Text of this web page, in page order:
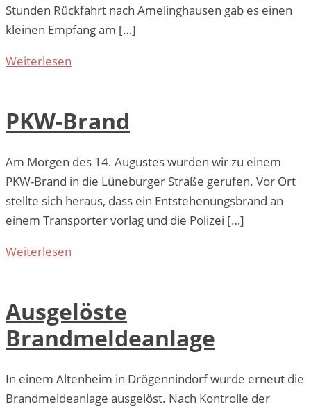
Stunden Rückfahrt nach Amelinghausen gab es einen
kleinen Empfang am […]
Weiterlesen
PKW-Brand
Am Morgen des 14. Augustes wurden wir zu einem
PKW-Brand in die Lüneburger Straße gerufen. Vor Ort
stellte sich heraus, dass ein Entstehenungsbrand an
einem Transporter vorlag und die Polizei […]
Weiterlesen
Ausgelöste
Brandmeldeanlage
In einem Altenheim in Drögennindorf wurde erneut die
Brandmeldeanlage ausgelöst. Nach Kontrolle der